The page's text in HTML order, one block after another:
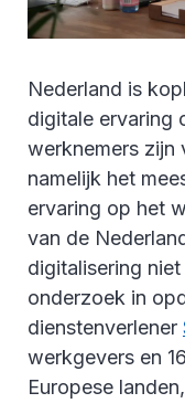
Nederland is
digitale ervaring
werknemers zijn
namelijk het
ervaring op het
van de
digitalisering
onderzoek in
dienstenverlener
werkgevers en
Europese